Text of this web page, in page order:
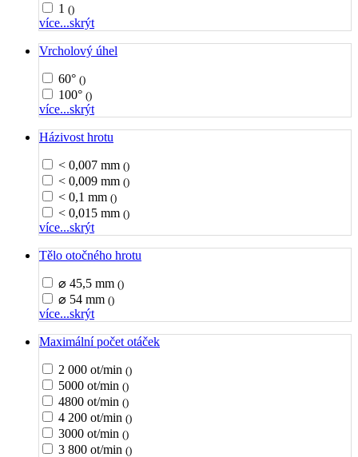
1 ()
více...skrýt
Vrcholový úhel
60° ()
100° ()
více...skrýt
Házivost hrotu
< 0,007 mm ()
< 0,009 mm ()
< 0,1 mm ()
< 0,015 mm ()
více...skrýt
Tělo otočného hrotu
⌀ 45,5 mm ()
⌀ 54 mm ()
více...skrýt
Maximální počet otáček
2 000 ot/min ()
5000 ot/min ()
4800 ot/min ()
4 200 ot/min ()
3000 ot/min ()
3 800 ot/min ()